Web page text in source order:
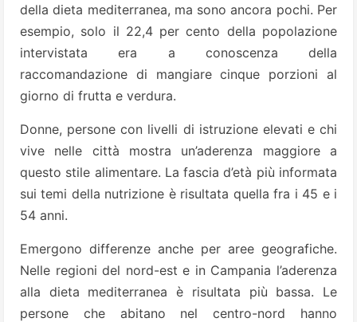
della dieta mediterranea, ma sono ancora pochi. Per
esempio, solo il 22,4 per cento della popolazione
intervistata era a conoscenza della
raccomandazione di mangiare cinque porzioni al
giorno di frutta e verdura.
Donne, persone con livelli di istruzione elevati e chi
vive nelle città mostra un’aderenza maggiore a
questo stile alimentare. La fascia d’età più informata
sui temi della nutrizione è risultata quella fra i 45 e i
54 anni.
Emergono differenze anche per aree geografiche.
Nelle regioni del nord-est e in Campania l’aderenza
alla dieta mediterranea è risultata più bassa. Le
persone che abitano nel centro-nord hanno